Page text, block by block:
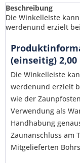
Beschreibung
Die Winkelleiste
werdenund erzielt
(einseitig)
Die Winkelleiste
werdenund erzielt
wie der
Verwendung als
Handhabung
Zaunanschluss am
Mitgelieferten